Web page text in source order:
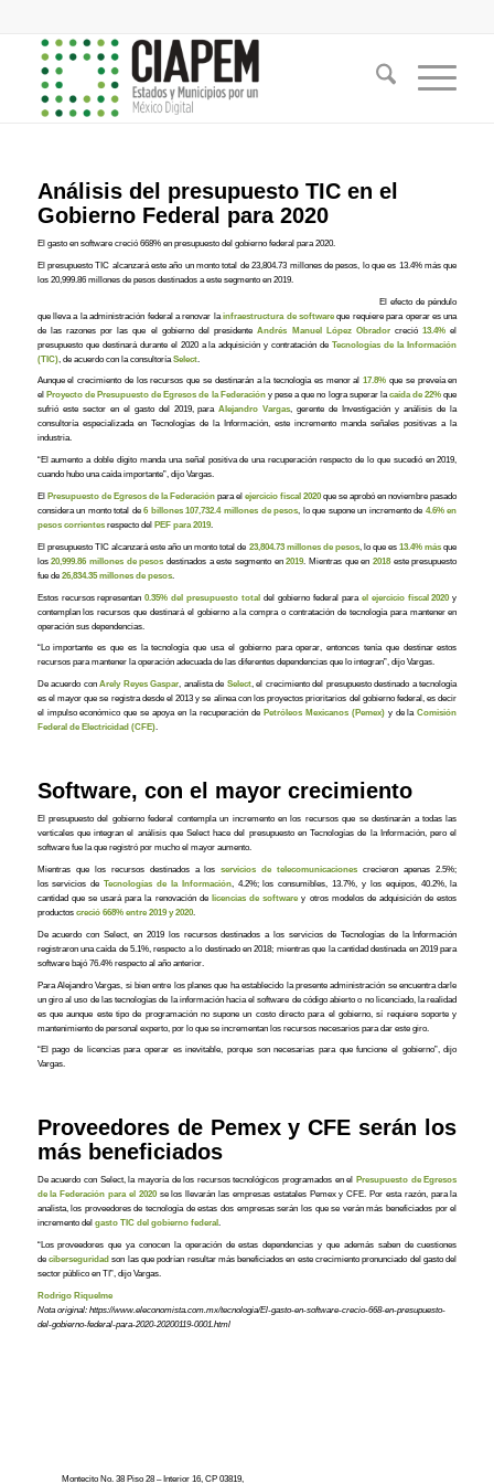
Análisis del presupuesto TIC en el
Gobierno Federal para 2020
El gasto en software creció 668% en presupuesto del gobierno federal para 2020.
El presupuesto TIC alcanzará este año un monto total de 23,804.73 millones de pesos, lo que es 13.4% más que
los 20,999.86 millones de pesos destinados a este segmento en 2019.
El efecto de péndulo
que lleva a la administración federal a renovar lainfraestructura de software que requiere para operar es una
de las razones por las que el gobierno del presidenteAndrés Manuel López Obradorcreció13.4%el
presupuesto que destinará durante el 2020 a la adquisición y contratación deTecnologías de la Información
(TIC), de acuerdo con la consultoría Select.
Aunque el crecimiento de los recursos que se destinarán a la tecnología es menor al 17.8% que se preveía en
el Proyecto de Presupuesto de Egresos de la Federacióny pese a que no logra superar lacaída de 22%que
sufrió este sector en el gasto del 2019, paraAlejandro Vargas, gerente de Investigación y análisis de la
consultoría especializada en Tecnologías de la Información, este incremento manda señales positivas a la
industria.
“El aumento a doble dígito manda una señal positiva de una recuperación respecto de lo que sucedió en 2019,
cuando hubo una caída importante”, dijo Vargas.
El Presupuesto de Egresos de la Federaciónpara elejercicio fiscal 2020 que se aprobó en noviembre pasado
considera un monto total de6 billones 107,732.4 millones de pesos, lo que supone un incremento de 4.6% en
pesos corrientesrespecto del PEF para 2019.
El presupuesto TIC alcanzará este año un monto total de 23,804.73 millones de pesos, lo que es 13.4% más que
los20,999.86 millones de pesos destinados a este segmento en2019. Mientras que en2018este presupuesto
fue de 26,834.35 millones de pesos.
Estos recursos representan0.35% del presupuesto total del gobierno federal para el ejercicio fiscal 2020 y
contemplan los recursos que destinará el gobierno a la compra o contratación de tecnología para mantener en
operación sus dependencias.
“Lo importante es que es la tecnología que usa el gobierno para operar, entonces tenía que destinar estos
recursos para mantener la operación adecuada de las diferentes dependencias que lo integran”, dijo Vargas.
De acuerdo conArely ReyesGaspar, analista de Select, el crecimiento del presupuesto destinado a tecnología
es el mayor que se registra desde el 2013 y se alinea con los proyectos prioritarios del gobierno federal, es decir
el impulso económico que se apoya en la recuperación dePetróleos Mexicanos (Pemex)y de laComisión
Federal de Electricidad (CFE).
Software, con el mayor crecimiento
El presupuesto del gobierno federal contempla un incremento en los recursos que se destinarán a todas las
verticales que integran el análisis que Select hace del presupuesto en Tecnologías de la Información, pero el
software fue la que registró por mucho el mayor aumento.
Mientras que los recursos destinados a los servicios de telecomunicacionescrecieron apenas 2.5%;
los servicios de Tecnologías de la Información, 4.2%; los consumibles, 13.7%, y los equipos, 40.2%, la
cantidad que se usará para la renovación de licencias de software y otros modelos de adquisición de estos
productos creció 668% entre 2019 y 2020.
De acuerdo con Select, en 2019 los recursos destinados a los servicios de Tecnologías de la Información
registraron una caída de 5.1%, respecto a lo destinado en 2018; mientras que la cantidad destinada en 2019 para
software bajó 76.4% respecto al año anterior.
Para Alejandro Vargas, si bien entre los planes que ha establecido la presente administración se encuentra darle
un giro al uso de las tecnologías de la información hacia el software de código abierto o no licenciado, la realidad
es que aunque este tipo de programación no supone un costo directo para el gobierno, sí requiere soporte y
mantenimiento de personal experto, por lo que se incrementan los recursos necesarios para dar este giro.
“El pago de licencias para operar es inevitable, porque son necesarias para que funcione el gobierno”, dijo
Vargas.
Proveedores de Pemex y CFE serán los
más beneficiados
De acuerdo con Select, la mayoría de los recursos tecnológicos programados en el
Presupuesto de Egresos
de la Federación para el 2020se los llevarán las empresas estatales Pemex y CFE. Por esta razón, para la
analista, los proveedores de tecnología de estas dos empresas serán los que se verán más beneficiados por el
incremento del gasto TIC del gobierno federal.
“Los proveedores que ya conocen la operación de estas dependencias y que además saben de cuestiones
de ciberseguridad son las que podrían resultar más beneficiados en este crecimiento pronunciado del gasto del
sector público en TI”, dijo Vargas.
Rodrigo Riquelme
Nota original: https://www.eleconomista.com.mx/tecnologia/El-gasto-en-software-crecio-668-en-presupuesto-
del-gobierno-federal-para-2020-20200119-0001.html
Montecito No. 38 Piso 28 – Interior 16, CP 03819,